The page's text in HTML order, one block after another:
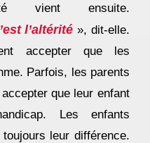
vient ensuite.
l’altérité », dit-elle.
accepter que les
Parfois, les parents
que leur enfant
Les enfants
toujours leur différence.